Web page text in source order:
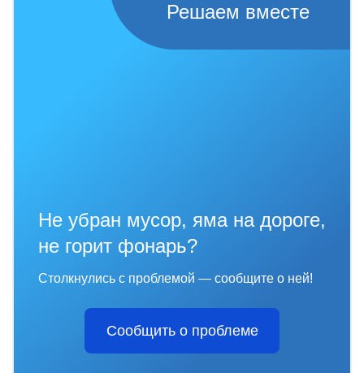
Решаем вместе
Не убран мусор, яма на дороге,
не горит фонарь?
Столкнулись с проблемой — сообщите о ней!
Сообщить о проблеме